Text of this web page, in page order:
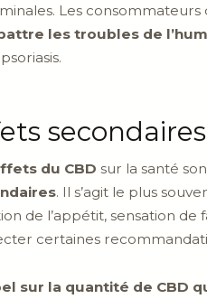
Les
les troubles de
du CBD sur la santé
. Il s’agit le plus
de l’appétit, sensation de
certaines
sur la quantité de CBD